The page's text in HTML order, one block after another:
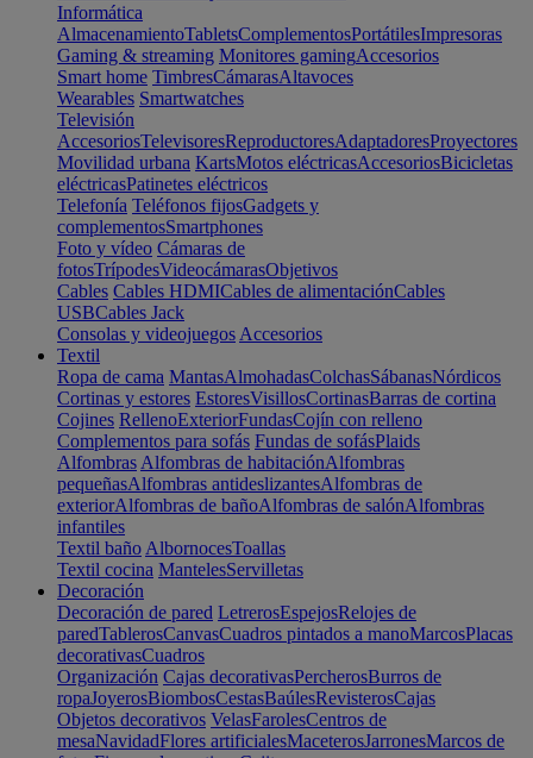
Informática
AlmacenamientoTabletsComplementosPortátilesImpresoras
Gaming & streaming Monitores gamingAccesorios
Smart home TimbresCámarasAltavoces
Wearables Smartwatches
Televisión
AccesoriosTelevisoresReproductoresAdaptadoresProyectores
Movilidad urbana KartsMotos eléctricasAccesoriosBicicletas
eléctricasPatinetes eléctricos
Telefonía Teléfonos fijosGadgets y
complementosSmartphones
Foto y vídeo Cámaras de
fotosTrípodesVideocámarasObjetivos
Cables Cables HDMICables de alimentaciónCables
USBCables Jack
Consolas y videojuegos Accesorios
Textil
Ropa de cama MantasAlmohadasColchasSábanasNórdicos
Cortinas y estores EstoresVisillosCortinasBarras de cortina
Cojines RellenoExteriorFundasCojín con relleno
Complementos para sofás Fundas de sofásPlaids
Alfombras Alfombras de habitaciónAlfombras
pequeñasAlfombras antideslizantesAlfombras de
exteriorAlfombras de bañoAlfombras de salónAlfombras
infantiles
Textil baño AlbornocesToallas
Textil cocina MantelesServilletas
Decoración
Decoración de pared LetrerosEspejosRelojes de
paredTablerosCanvasCuadros pintados a manoMarcosPlacas
decorativasCuadros
Organización Cajas decorativasPercherosBurros de
ropaJoyerosBiombosCestasBaúlesRevisterosCajas
Objetos decorativos VelasFarolesCentros de
mesaNavidadFlores artificialesMaceterosJarronesMarcos de